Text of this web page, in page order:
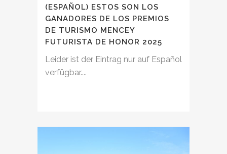
(ESPAÑOL) ESTOS SON LOS
GANADORES DE LOS PREMIOS
DE TURISMO MENCEY
FUTURISTA DE HONOR 2025
Leider ist der Eintrag nur auf Español
verfügbar....